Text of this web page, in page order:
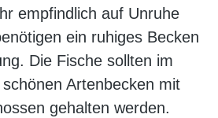
empfindlich auf Unruhe
ein ruhiges Becken
Die Fische sollten im
Artenbecken mit
gehalten werden.